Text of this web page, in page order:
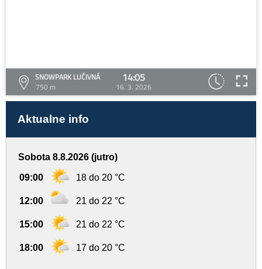
SNOWPARK LUČIVNÁ
750 m
14:05
16. 3. 2026
Aktualne info
Sobota 8.8.2026 (jutro)
09:00 18 do 20 °C
12:00 21 do 22 °C
15:00 21 do 22 °C
18:00 17 do 20 °C